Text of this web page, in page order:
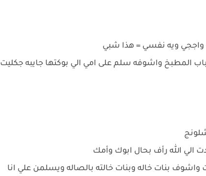
واججي ويه نفسي = هذا شبي
المطبخ واشوفه سلم على امي الي بوكتها جايبه جكليت
الله رأف بحال ابوك وأمك
بنات خاله وبنات خالته بالصاله ويسلمن علي انا